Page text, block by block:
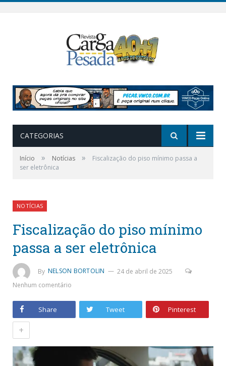
CATEGORIAS
Início » Notícias »
Fiscalização do piso mínimo passa a
ser eletrônica
NOTÍCIAS
Fiscalização do piso mínimo
passa a ser eletrônica
By NELSON BORTOLIN
24 de abril de 2025
Nenhum comentário
Share Tweet Pinterest
+